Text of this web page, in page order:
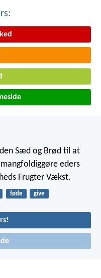
Sæd og Brød til at
eders
Frugter Vækst.
føde give